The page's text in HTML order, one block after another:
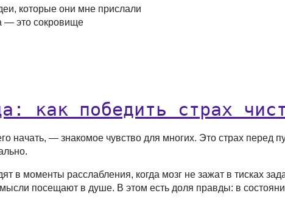
которые они мне прислали
— это сокровище
как победить страх
начать, — знакомое чувство для многих. Это страх перед
в моменты расслабления, когда мозг не зажат в тисках
посещают в душе. В этом есть доля правды: в